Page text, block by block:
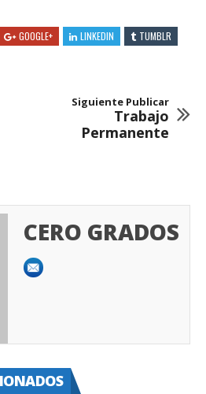
GOOGLE+ LINKEDIN
TUMBLR
Siguiente Publicar
Trabajo
Permanente
CERO GRADOS